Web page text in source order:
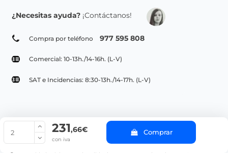
231,66€
con iva
Comprar
La cantidad mínima en el pedido de compra para el producto es 2.
¿Necesitas ayuda? ¡Contáctanos!
Compra por teléfono 977 595 808
Comercial: 10-13h./14-16h. (L-V)
SAT e Incidencias: 8:30-13h./14-17h. (L-V)
© Copyright 2022 PepeBar.com |
Aviso legal y
Condiciones generales de compra |